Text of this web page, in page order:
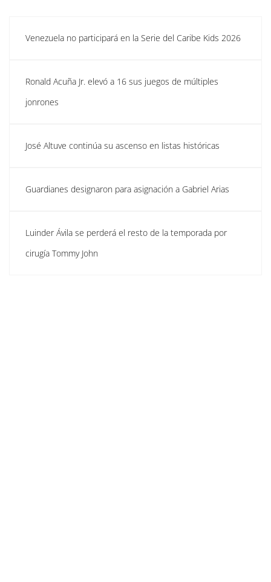
Venezuela no participará en la Serie del Caribe Kids 2026
Ronald Acuña Jr. elevó a 16 sus juegos de múltiples
jonrones
José Altuve continúa su ascenso en listas históricas
Guardianes designaron para asignación a Gabriel Arias
Luinder Ávila se perderá el resto de la temporada por
cirugía Tommy John